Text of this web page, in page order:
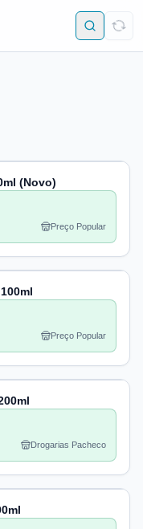
(Novo)
Preço Popular
Preço Popular
Drogarias Pacheco